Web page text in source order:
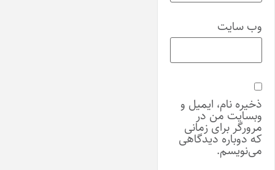
وب‌ سایت
ذخیره نام، ایمیل و
وبسایت من در
مرورگر برای زمانی
که دوباره دیدگاهی
می‌نویسم.